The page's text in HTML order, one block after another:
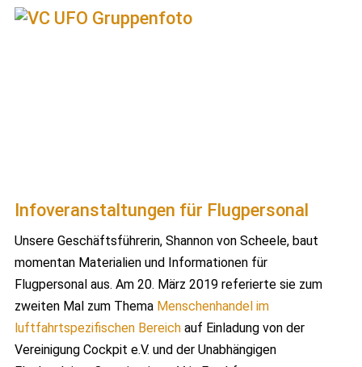
Infoveranstaltungen für Flugpersonal
Unsere Geschäftsführerin, Shannon von Scheele, baut
momentan Materialien und Informationen für
Flugpersonal aus. Am 20. März 2019 referierte sie zum
zweiten Mal zum Thema Menschenhandel im
luftfahrtspezifischen Bereich auf Einladung von der
Vereinigung Cockpit e.V. und der Unabhängigen